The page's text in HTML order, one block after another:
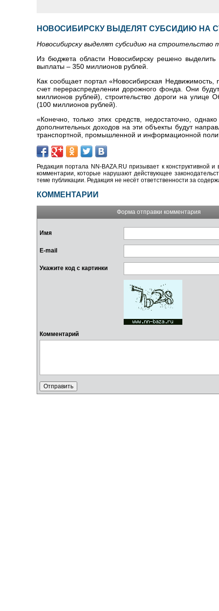
НОВОСИБИРСКУ ВЫДЕЛЯТ СУБСИДИЮ НА
Новосибирску выделят субсидию на строительство
Из бюджета области Новосибирску решено
выплаты – 350 миллионов рублей.
Как сообщает портал «Новосибирская Недвижимость,
счет перераспределении дорожного фонда. Они
миллионов рублей), строительство дороги на
(100 миллионов рублей).
«Конечно, только этих средств, недостаточно,
дополнительных доходов на эти объекты будут
транспортной, промышленной и информационной
Редакция портала NN-BAZA.RU призывает к конструктивной
комментарии, которые нарушают действующее
теме публикации. Редакция не несёт ответственности за
КОММЕНТАРИИ
Форма отправки комментария
Имя
E-mail
Укажите код с картинки
Комментарий